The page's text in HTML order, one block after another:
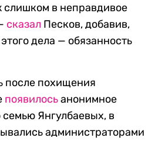
в неправдивое
сказал Песков, добавив,
дела — обязанность
после похищения
появилосьанонимное
Янгулбаевых, в
администраторами